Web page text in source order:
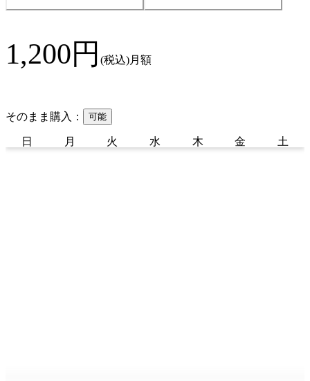
1,200円 (税込)月額
そのまま購入： 可能
日 月 火 水 木 金 土